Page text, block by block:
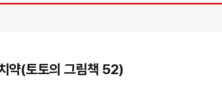
약(토토의 그림책 52)